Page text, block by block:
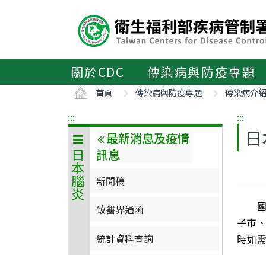
區
關於CDC 傳染病與防疫專題
首頁 傳染病與防疫專題 傳染病介
:::
日本腦炎
最新消息及疫情
訊息
新聞稿
致醫界通函
統計資料查詢
:::
國
子市
時如